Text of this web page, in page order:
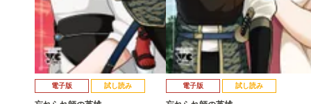
電子版 試し読み 電子版 試し読み